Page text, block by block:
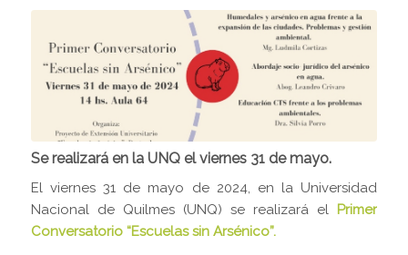
Se realizará en la UNQ el viernes 31 de mayo.
El viernes 31 de mayo de 2024, en la Universidad
Nacional de Quilmes (UNQ) se realizará el Primer
Conversatorio “Escuelas sin Arsénico”.